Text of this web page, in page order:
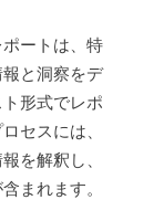
ートは、特
と洞察をデ
形式でレポ
セスには、
を解釈し、
まれます。